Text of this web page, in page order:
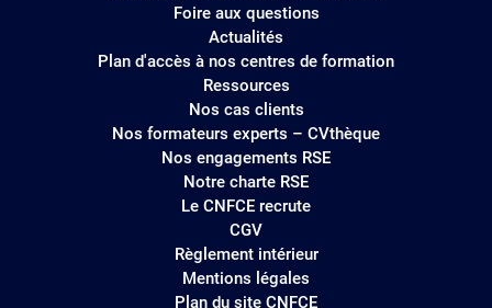
Foire aux questions
Actualités
Plan d'accès à nos centres de formation
Ressources
Nos cas clients
Nos formateurs experts – CVthèque
Nos engagements RSE
Notre charte RSE
Le CNFCE recrute
CGV
Règlement intérieur
Mentions légales
Plan du site CNFCE